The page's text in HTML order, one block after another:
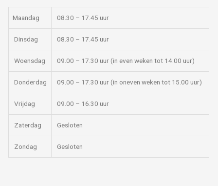
Maandag 08.30 – 17.45 uur
Dinsdag 08.30 – 17.45 uur
Woensdag 09.00 – 17.30 uur (in even weken tot 14.00 uur)
Donderdag 09.00 – 17.30 uur (in oneven weken tot 15.00 uur)
Vrijdag 09.00 – 16.30 uur
Zaterdag Gesloten
Zondag Gesloten